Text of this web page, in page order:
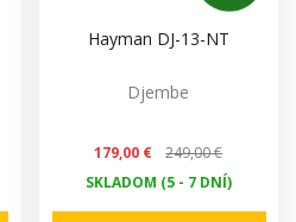
Hayman DJ-13-NT
Djembe
179,00 €
249,00 €
SKLADOM (5 - 7 DNÍ)